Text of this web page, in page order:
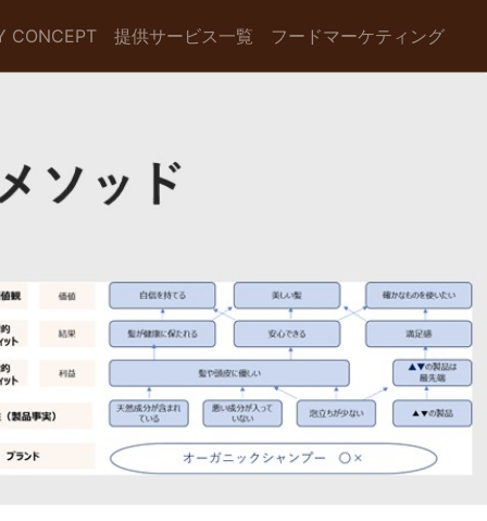
CONCEPT 提供サービス一覧 フードマーケティング